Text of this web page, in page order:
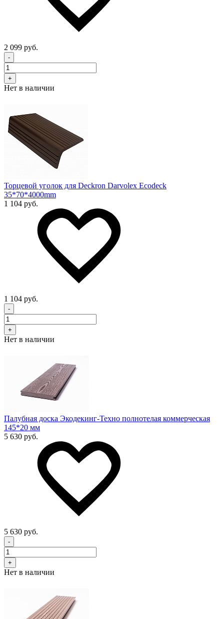
2 099 руб.
-
+
Нет в наличии
Торцевой уголок для Deckron Darvolex Ecodeck
35*70*4000mm
1 104 руб.
1 104 руб.
-
+
Нет в наличии
Палубная доска Экодекинг-Техно полнотелая коммерческая
145*20 мм
5 630 руб.
5 630 руб.
-
+
Нет в наличии